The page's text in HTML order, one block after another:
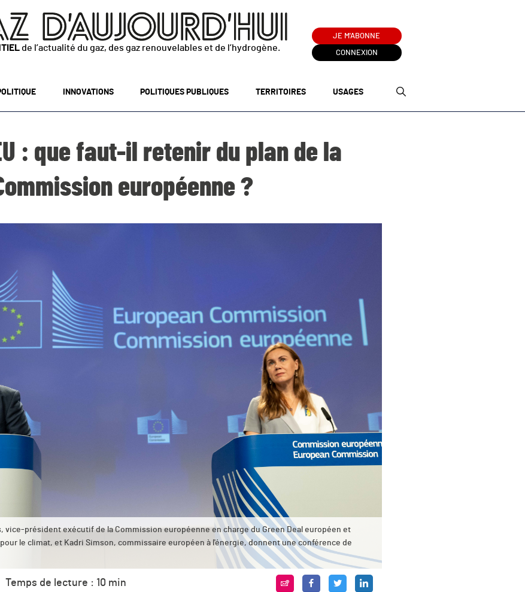
de l’actualité du gaz, des gaz renouvelables et de l’hydrogène.
JE M'ABONNE
CONNEXION
INNOVATIONS POLITIQUES PUBLIQUES TERRITOIRES USAGES
: que faut-il retenir du plan de la
européenne ?
vice-président exécutif de la Commission européenne en charge du Green Deal européen et
le climat, et Kadri Simson, commissaire européen à l'énergie, donnent une conférence de
Temps de lecture : 10 min